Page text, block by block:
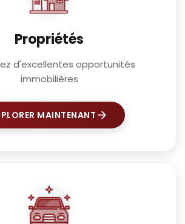
Propriétés
d'excellentes opportunités
immobilières
MAINTENANT